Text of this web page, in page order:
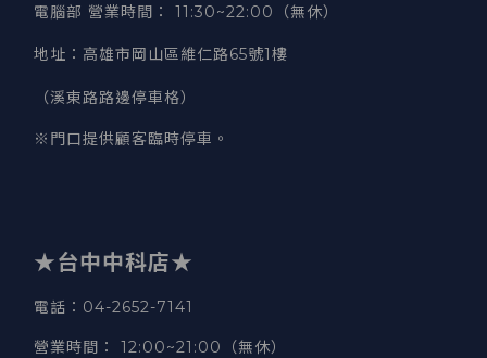
電腦部 營業時間 ： 11:30~22:00（無休）
地址 ： 高雄市岡山區維仁路65號1樓
（溪東路路邊停車格）
※門口提供顧客臨時停車。
★台中中科店★
電話 ：04-2652-7141
營業時間 ： 12:00~21:00（無休）